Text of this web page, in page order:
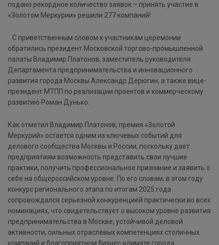
подано рекордное количество заявок – принять участие в
«Золотом Меркурии» решили 277 компаний!
С приветственным словом к участникам церемонии
обратились президент Московской торгово-промышленной
палаты Владимир Платонов, заместитель руководителя
Департамента предпринимательства и инновационного
развития города Москвы Александр Дерюгин, а также вице-
президент МТПП по реализации проектов и коммерческому
развитию Роман Дунько.
Как отметил Владимир Платонов, премия «Золотой
Меркурий» остается одним из ключевых событий для
делового сообщества Москвы и России, поскольку дает
предприятиям возможность представить свои лучшие
практики, получить профессиональное признание и заявить о
себе на общероссийском уровне. По его словам, в этом году
конкурс регионального этапа по итогам 2025 года
сопровождался серьезной конкуренцией практически во всех
номинациях, что свидетельствует о высоком уровне развития
предпринимательства в Москве, устойчивой деловой
активности, сильных отраслевых компетенциях столичных
компаний и благоприятном бизнес-климате города.